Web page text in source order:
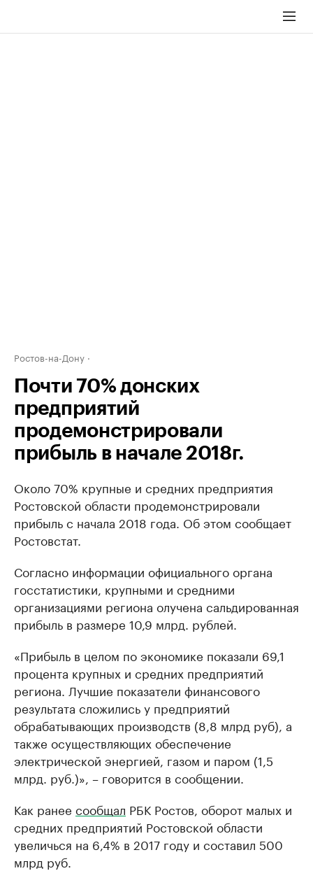
Ростов-на-Дону
Почти 70% донских
предприятий
продемонстрировали
прибыль в начале 2018г.
Около 70% крупные и средних предприятия
Ростовской области продемонстрировали
прибыль с начала 2018 года. Об этом сообщает
Ростовстат.
Согласно информации официального органа
госстатистики, крупными и средними
организациями региона олучена сальдированная
прибыль в размере 10,9 млрд. рублей.
«Прибыль в целом по экономике показали 69,1
процента крупных и средних предприятий
региона. Лучшие показатели финансового
результата сложились у предприятий
обрабатывающих производств (8,8 млрд руб), а
также осуществляющих обеспечение
электрической энергией, газом и паром (1,5
млрд. руб.)», – говорится в сообщении.
Как ранее сообщал РБК Ростов, оборот малых и
средних предприятий Ростовской области
увеличься на 6,4% в 2017 году и составил 500
млрд руб.